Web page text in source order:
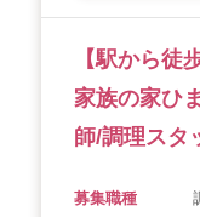
【駅から徒
家族の家ひ
師/調理スタ
募集職種